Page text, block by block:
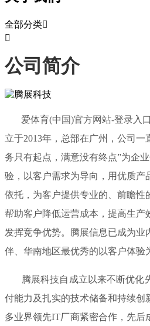
全部分类

公司简介
爱体育(中国)官方网站-登录入
立于2013年，总部在广州，公司一
务只有起点，满意没有终点”为企
验，以客户需求为导向，用优质产
依托，为客户提供专业的、前瞻性
帮助客户降低运营成本，提高生产
发挥竞争优势。腾展信息已成为业
伴、华南地区最优秀的以客户体验
腾展科技自成立以来不断优化
付能力及扎实的技术储备和持续创
多业界领先IT厂商紧密合作，先后